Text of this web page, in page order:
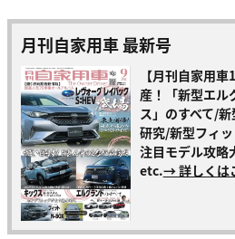
月刊自家用車 最新号
【月刊自家用
産！「新型エル
ス」のすべて/
研究/新型フィ
注目モデル攻略
etc.→ 詳しくは